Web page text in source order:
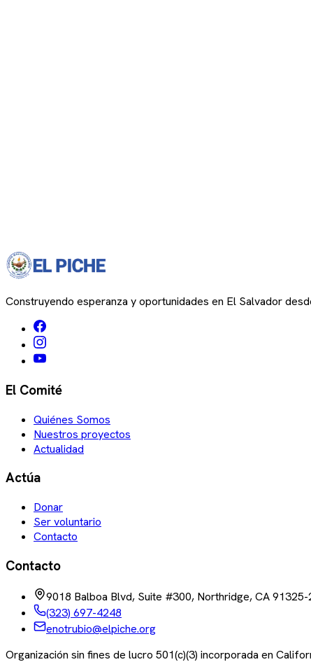
Construyendo esperanza y oportunidades en El Salvador
El Comité
Quiénes Somos
Nuestros proyectos
Actualidad
Actúa
Donar
Ser voluntario
Contacto
Contacto
9018 Balboa Blvd, Suite #300, Northridge, CA 91325-
(323) 697-4248
enotrubio@elpiche.org
Organización sin fines de lucro 501(c)(3) incorporada en